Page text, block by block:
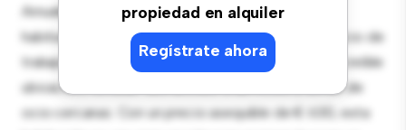
propiedad en alquiler
Regístrate ahora
Amueblada con lo esencial para tu disfrute, esta
habitación proporciona una cama cómoda, un espacio de
trabajo y soluciones de almacenamiento. Con su increíble
ubicación, tendrás fácil acceso a servicios y zonas de
ocio cercanas. Con un precio asequible de € 630, esta